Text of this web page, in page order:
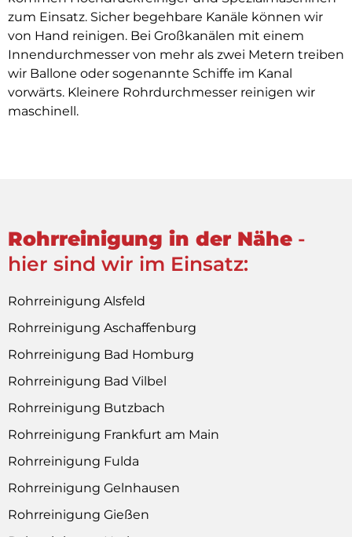
zum Einsatz. Sicher begehbare Kanäle können wir
von Hand reinigen. Bei Großkanälen mit einem
Innendurchmesser von mehr als zwei Metern treiben
wir Ballone oder sogenannte Schiffe im Kanal
vorwärts. Kleinere Rohrdurchmesser reinigen wir
maschinell.
Rohrreinigung in der Nähe -
hier sind wir im Einsatz:
Rohrreinigung Alsfeld
Rohrreinigung Aschaffenburg
Rohrreinigung Bad Homburg
Rohrreinigung Bad Vilbel
Rohrreinigung Butzbach
Rohrreinigung Frankfurt am Main
Rohrreinigung Fulda
Rohrreinigung Gelnhausen
Rohrreinigung Gießen